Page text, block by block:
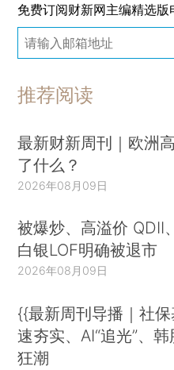
免费订阅财新网主编精选版
推荐阅读
最新财新周刊｜欧洲
了什么？
2026年08月09日
被爆炒、高溢价 QDII
白银LOF明确被退市
2026年08月09日
{{最新周刊导播｜社
速夯实、AI“追光”、
狂潮